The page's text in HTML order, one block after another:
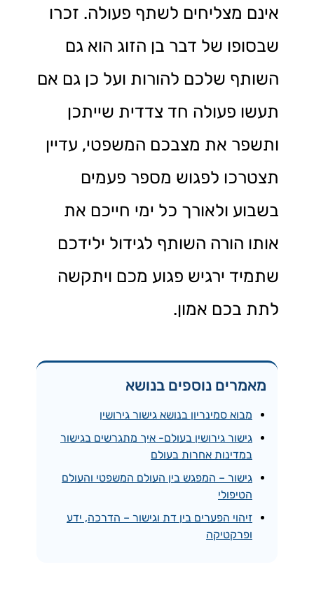
אינם מצליחים לשתף פעולה. זכרו
שבסופו של דבר בן הזוג הוא גם
השותף שלכם להורות ועל כן גם אם
תעשו פעולה חד צדדית שייתכן
ותשפר את מצבכם המשפטי, עדיין
תצטרכו לפגוש מספר פעמים
בשבוע ולאורך כל ימי חייכם את
אותו הורה השותף לגידול ילידכם
שתמיד ירגיש פגוע מכם ויתקשה
לתת בכם אמון.
מאמרים נוספים בנושא
מבוא סמינריון בנושא גישור גירושין
גישור גירושין בעולם- איך מתגרשים בגישור
במדינות אחרות בעולם
גישור – המפגש בין העולם המשפטי והעולם
הטיפולי
זיהוי הפערים בין דת וגישור – הדרכה, ידע
ופרקטיקה